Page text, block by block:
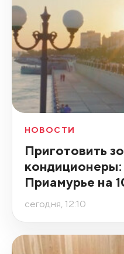
НОВОСТИ
Приготовить
кондиционеры:
Приамурье на
сегодня, 12:10